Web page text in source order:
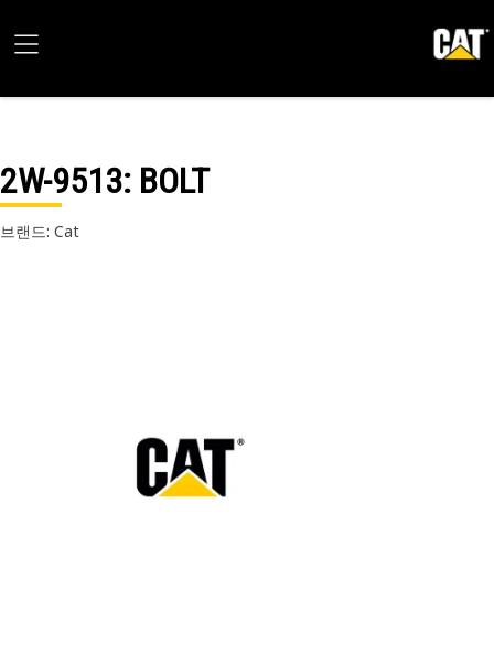
2W-9513: BOLT
브랜드: Cat